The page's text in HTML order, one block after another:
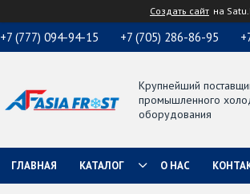
Создать сайт на
+7 (777) 094-94-15 +7 (705) 286-86-95
Крупнейший
промышленного
оборудования
ГЛАВНАЯ КАТАЛОГ О НАС